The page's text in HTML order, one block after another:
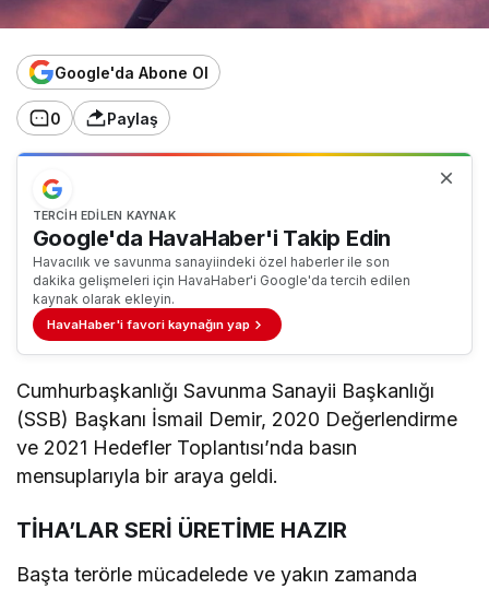
Google'da Abone Ol
0 Paylaş
TERCIH EDILEN KAYNAK
Google'da HavaHaber'i Takip Edin
Havacılık ve savunma sanayiindeki özel haberler ile son
dakika gelişmeleri için HavaHaber'i Google'da tercih edilen
kaynak olarak ekleyin.
HavaHaber'i favori kaynağın yap
Cumhurbaşkanlığı Savunma Sanayii Başkanlığı
(SSB) Başkanı İsmail Demir, 2020 Değerlendirme
ve 2021 Hedefler Toplantısı’nda basın
mensuplarıyla bir araya geldi.
TİHA’LAR SERİ ÜRETİME HAZIR
Başta terörle mücadelede ve yakın zamanda